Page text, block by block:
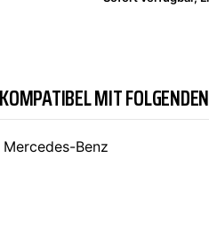
KOMPATIBEL MIT
Mercedes-Benz